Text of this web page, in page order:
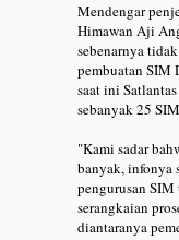
Mendengar
Himawan Aji
sebenarnya
pembuatan SIM
saat ini
sebanyak 25
"Kami sadar
banyak, infonya
pengurusan SIM
serangkaian
diantaranya